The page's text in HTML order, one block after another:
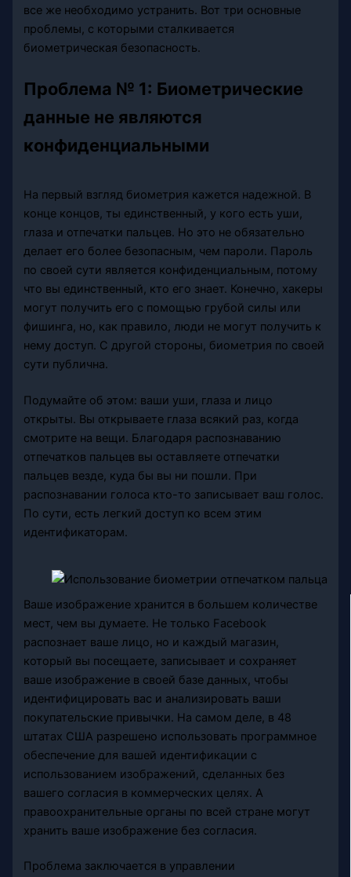
все же необходимо устранить. Вот три основные
проблемы, с которыми сталкивается
биометрическая безопасность.
Проблема № 1: Биометрические
данные не являются
конфиденциальными
На первый взгляд биометрия кажется надежной. В
конце концов, ты единственный, у кого есть уши,
глаза и отпечатки пальцев. Но это не обязательно
делает его более безопасным, чем пароли. Пароль
по своей сути является конфиденциальным, потому
что вы единственный, кто его знает. Конечно, хакеры
могут получить его с помощью грубой силы или
фишинга, но, как правило, люди не могут получить к
нему доступ. С другой стороны, биометрия по своей
сути публична.
Подумайте об этом: ваши уши, глаза и лицо
открыты. Вы открываете глаза всякий раз, когда
смотрите на вещи. Благодаря распознаванию
отпечатков пальцев вы оставляете отпечатки
пальцев везде, куда бы вы ни пошли. При
распознавании голоса кто-то записывает ваш голос.
По сути, есть легкий доступ ко всем этим
идентификаторам.
Ваше изображение хранится в большем количестве
мест, чем вы думаете. Не только Facebook
распознает ваше лицо, но и каждый магазин,
который вы посещаете, записывает и сохраняет
ваше изображение в своей базе данных, чтобы
идентифицировать вас и анализировать ваши
покупательские привычки. На самом деле, в 48
штатах США разрешено использовать программное
обеспечение для вашей идентификации с
использованием изображений, сделанных без
вашего согласия в коммерческих целях. А
правоохранительные органы по всей стране могут
хранить ваше изображение без согласия.
Проблема заключается в управлении